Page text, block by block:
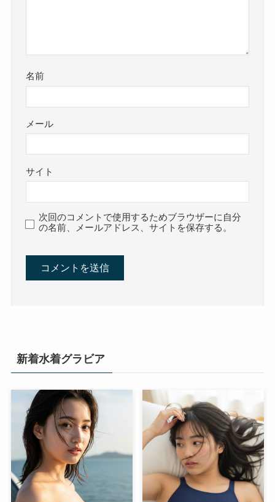
名前
メール
サイト
次回のコメントで使用するためブラウザーに自分
の名前、メールアドレス、サイトを保存する。
新着水着グラビア